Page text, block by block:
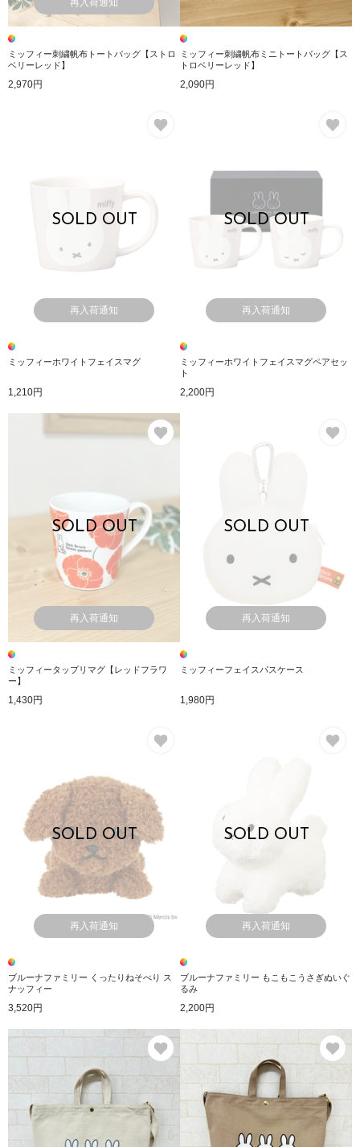
再入荷通知
ミッフィー刺繍帆布トートバッグ【ストロ
ベリーレッド】
2,970円
ミッフィー刺繍帆布ミニトートバッグ【ス
トロベリーレッド】
2,090円
SOLD OUT
再入荷通知
ミッフィーホワイトフェイスマグ
1,210円
SOLD OUT
再入荷通知
ミッフィーホワイトフェイスマグペアセッ
ト
2,200円
SOLD OUT
再入荷通知
ミッフィータップリマグ【レッドフラワ
ー】
1,430円
SOLD OUT
再入荷通知
ミッフィーフェイスパスケース
1,980円
SOLD OUT
再入荷通知
ブルーナファミリー くったりねそべり ス
ナッフィー
3,520円
SOLD OUT
再入荷通知
ブルーナファミリー もこもこうさぎぬいぐ
るみ
2,200円
お気に入り